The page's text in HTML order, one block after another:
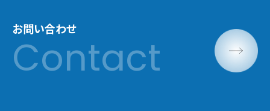
お問い合わせ